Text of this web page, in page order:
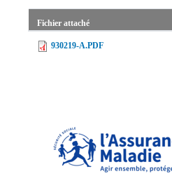
Fichier attaché
930219-A.PDF